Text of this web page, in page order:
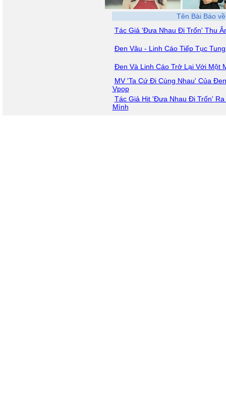
Tên Bài Báo
Tác Giả 'Đưa Nhau Đi Trốn' Thu
Đen Vâu - Linh Cáo Tiếp Tục
Đen Và Linh Cáo Trở Lại Với Một
MV 'Ta Cứ Đi Cùng Nhau' Của
Vpop
Tác Giả Hit 'Đưa Nhau Đi Trốn' Ra
Mình